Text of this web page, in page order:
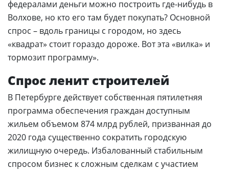
федералами деньги можно построить где-нибудь в
Волхове, но кто его там будет покупать? Основной
спрос – вдоль границы с городом, но здесь
«квадрат» стоит гораздо дороже. Вот эта «вилка» и
тормозит программу».
Спрос ленит строителей
В Петербурге действует собственная пятилетняя
программа обеспечения граждан доступным
жильем объемом 874 млрд рублей, призванная до
2020 года существенно сократить городскую
жилищную очередь. Избалованный стабильным
спросом бизнес к сложным сделкам с участием